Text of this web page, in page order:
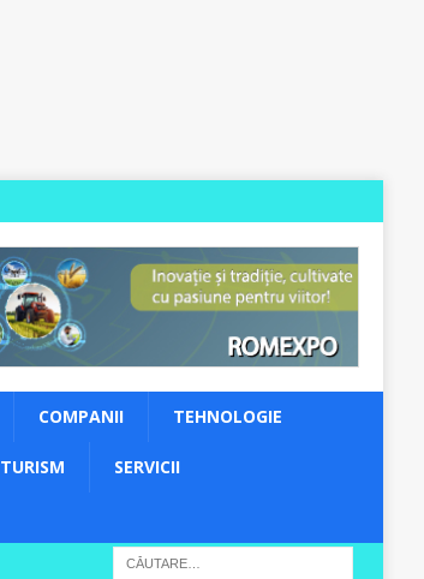
COMPANII TEHNOLOGIE
TURISM SERVICII